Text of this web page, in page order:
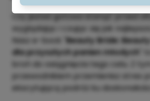
Czy jesteś gotowa stanąć przed
wyglądając i czując się jak
Nasz e-book " Beauty Bride:
dla przyszłych panien młodych
"
broń do osiągnięcia tego celu. Z tym
przewodnikiem przemienisz stres
ekscytującą podróż ku doskonałości.